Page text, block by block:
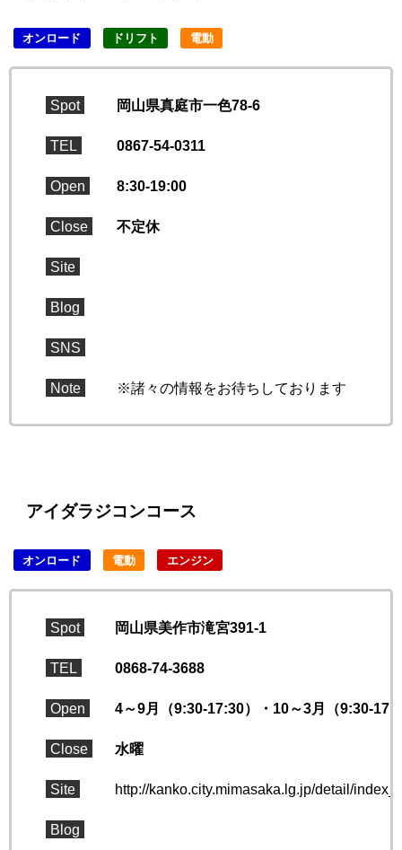
オンロード ドリフト 電動
Spot 岡山県真庭市一色78-6
TEL 0867-54-0311
Open 8:30-19:00
Close 不定休
Site
Blog
SNS
Note ※諸々の情報をお待ちしております
アイダラジコンコース
オンロード 電動 エンジン
Spot 岡山県美作市滝宮391-1
TEL 0868-74-3688
Open 4～9月（9:30-17:30）・10～3月（9:30-
Close 水曜
Site http://kanko.city.mimasaka.lg.jp/detail/
Blog